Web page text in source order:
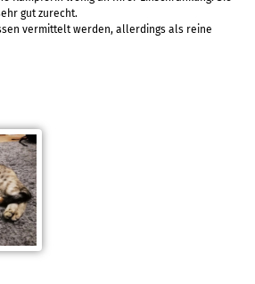
gut zurecht.
vermittelt werden, allerdings als reine